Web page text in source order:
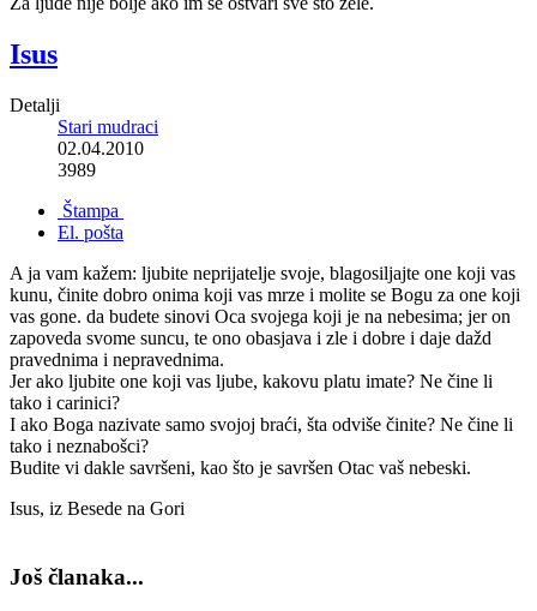
Isus
Detalji
Stari mudraci
02.04.2010
3989
Štampa
El. pošta
A ja vam kažem: ljubite neprijatelje svoje, blagosiljajte one koji vas
kunu, činite dobro onima koji vas mrze i molite se Bogu za one koji
vas gone. da budete sinovi Oca svojega koji je na nebesima; jer on
zapoveda svome suncu, te ono obasjava i zle i dobre i daje dažd
pravednima i nepravednima.
Jer ako ljubite one koji vas ljube, kakovu platu imate? Ne čine li
tako i carinici?
I ako Boga nazivate samo svojoj braći, šta odviše činite? Ne čine li
tako i neznabošci?
Budite vi dakle savršeni, kao što je savršen Otac vaš nebeski.
Isus, iz Besede na Gori
Još članaka...